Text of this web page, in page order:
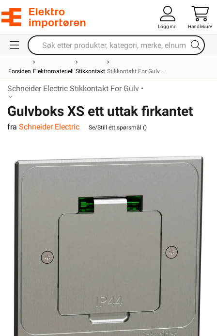
Logg inn Handlekurv
Forsiden Elektromateriell Stikkontakt Stikkontakt For Gulv
Schneider Electric Stikkontakt For Gulv •
Gulvboks XS ett uttak firkantet
fra Schneider Electric Se/Still ett spørsmål ()